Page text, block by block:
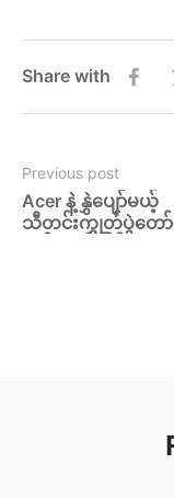
Share with
Previous post
Acer နဲ့ နွှဲပျော်မယ့်
သီတင်းကျွတ်ပွဲတော်